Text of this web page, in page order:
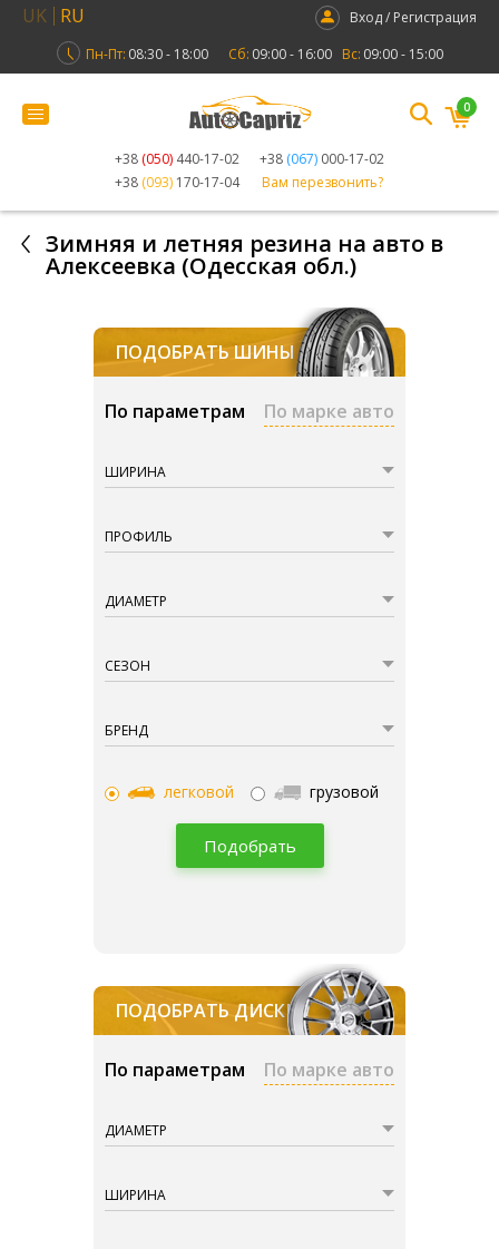
UK RU
Вход / Регистрация
Пн-Пт: 08:30 - 18:00 Сб: 09:00 - 16:00 Вс: 09:00 - 15:00
+38 (050) 440-17-02 +38 (067) 000-17-02
+38 (093) 170-17-04 Вам перезвонить?
0
Зимняя и летняя резина на авто в
Алексеевка (Одесская обл.)
ПОДОБРАТЬ ШИНЫ
По параметрам По марке авто
ШИРИНА
ПРОФИЛЬ
ДИАМЕТР
СЕЗОН
БРЕНД
легковой грузовой
Подобрать
ПОДОБРАТЬ ДИСКИ
По параметрам По марке авто
ДИАМЕТР
ШИРИНА